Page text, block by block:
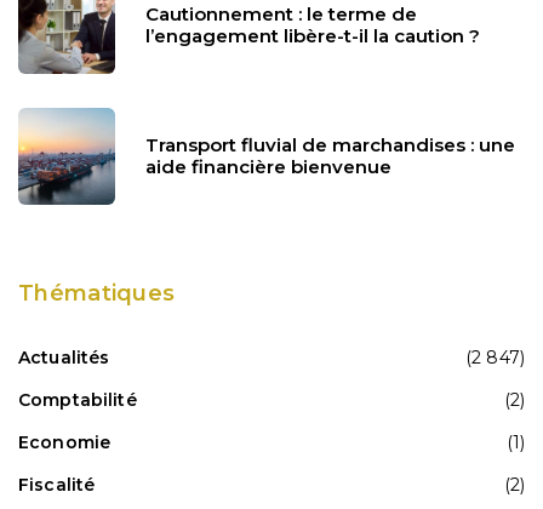
Cautionnement : le terme de
l’engagement libère-t-il la caution ?
Transport fluvial de marchandises : une
aide financière bienvenue
Thématiques
Actualités
(2 847)
Comptabilité
(2)
Economie
(1)
Fiscalité
(2)